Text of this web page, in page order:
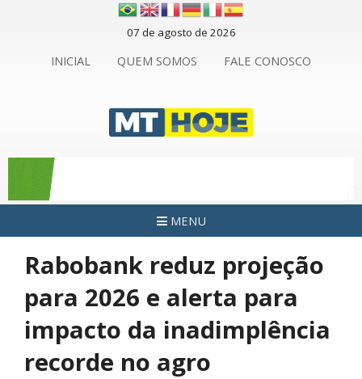
07 de agosto de 2026
INICIAL QUEM SOMOS FALE CONOSCO
MENU
Rabobank reduz projeção
para 2026 e alerta para
impacto da inadimplência
recorde no agro